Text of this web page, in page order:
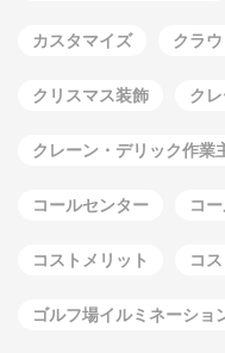
カスタマイズ クラ
クリスマス装飾 ク
クレーン・デリック作業
コールセンター コ
コストメリット コ
ゴルフ場イルミネーショ